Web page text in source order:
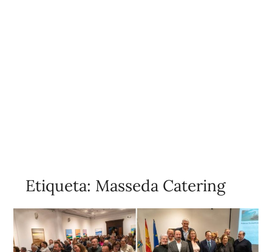
Etiqueta: Masseda Catering